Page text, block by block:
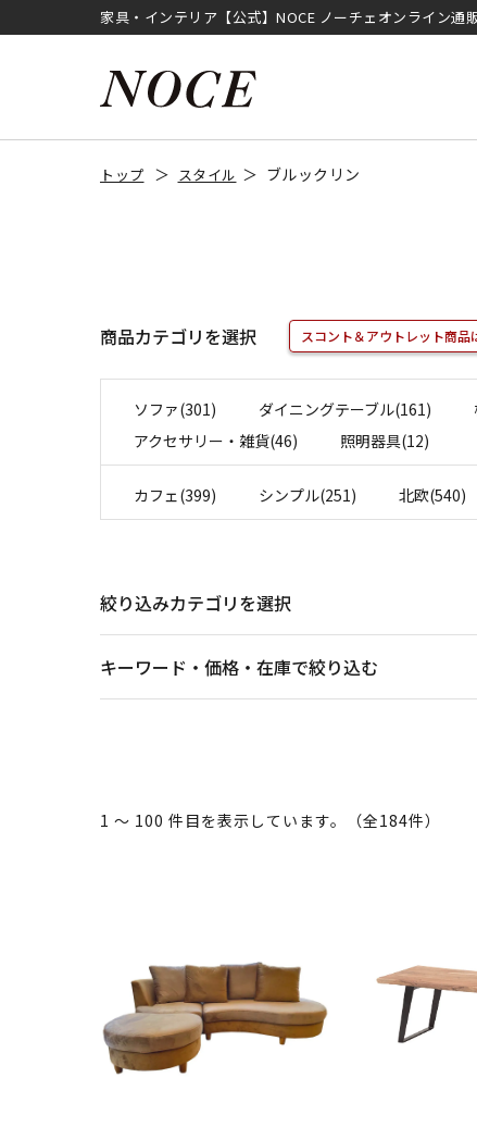
家具・インテリア【公式】NOCE ノーチェオンライン通
トップ スタイル ブルックリン
商品カテゴリを選択 スコント＆アウトレット商品
ソファ(301) ダイニングテーブル(161)
アクセサリー・雑貨(46)
照明器具(12)
カフェ(399) シンプル(251) 北欧(540)
絞り込みカテゴリを選択
キーワード・価格・在庫で絞り込む
1 ～ 100 件目を表示しています。（全184件）